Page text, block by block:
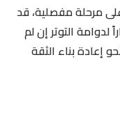
مرحلة مفصلية، قد
التوتر إن لم
إعادة بناء الثقة